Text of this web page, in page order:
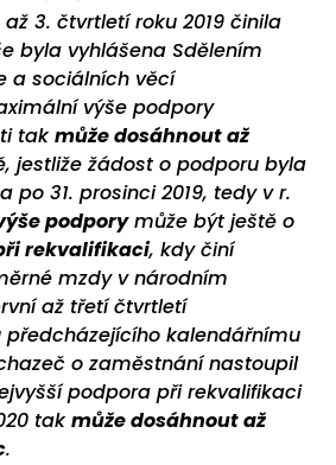
3. čtvrtletí roku 2019 činila
byla vyhlášena Sdělením
a sociálních věcí
výše podpory
takmůže dosáhnout až
jestliže žádost o podporu byla
po 31. prosinci 2019, tedy v r.
podporymůže být ještě o
rekvalifikaci, kdy činí
mzdy v národním
až třetí čtvrtletí
předcházejícího kalendářnímu
o zaměstnání nastoupil
podpora při rekvalifikaci
takmůže dosáhnout až
.